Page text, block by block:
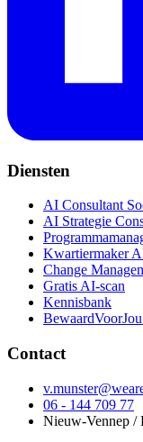
Diensten
AI Consultant
AI Strategie
Kwartiermaker
Change
Gratis AI-scan
Kennisbank
Contact
06 - 144 709 77
Nieuw-Vennep /